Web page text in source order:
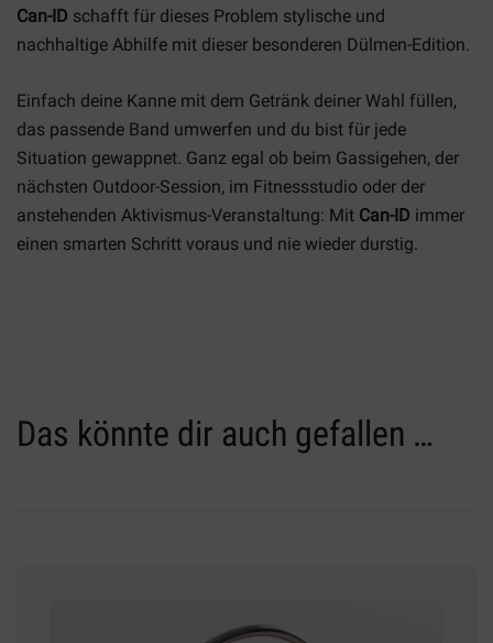
Can-ID schafft für dieses Problem stylische und
nachhaltige Abhilfe mit dieser besonderen Dülmen-Edition.
Einfach deine Kanne mit dem Getränk deiner Wahl füllen,
das passende Band umwerfen und du bist für jede
Situation gewappnet. Ganz egal ob beim Gassigehen, der
nächsten Outdoor-Session, im Fitnessstudio oder der
anstehenden Aktivismus-Veranstaltung: Mit Can-ID immer
einen smarten Schritt voraus und nie wieder durstig.
Das könnte dir auch gefallen …